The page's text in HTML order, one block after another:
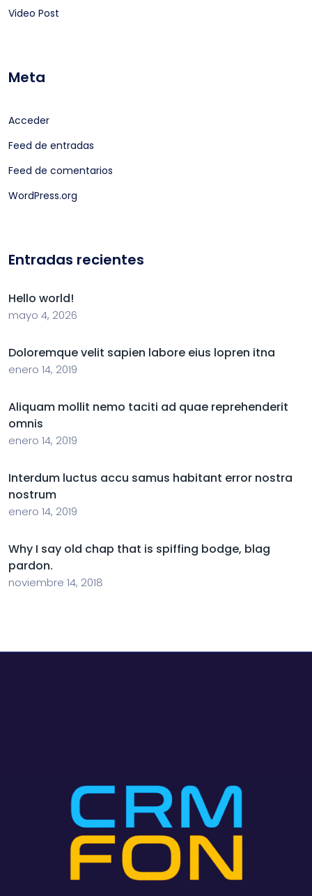
Video Post
Meta
Acceder
Feed de entradas
Feed de comentarios
WordPress.org
Entradas recientes
Hello world!
mayo 4, 2026
Doloremque velit sapien labore eius lopren itna
enero 14, 2019
Aliquam mollit nemo taciti ad quae reprehenderit
omnis
enero 14, 2019
Interdum luctus accu samus habitant error nostra
nostrum
enero 14, 2019
Why I say old chap that is spiffing bodge, blag
pardon.
noviembre 14, 2018